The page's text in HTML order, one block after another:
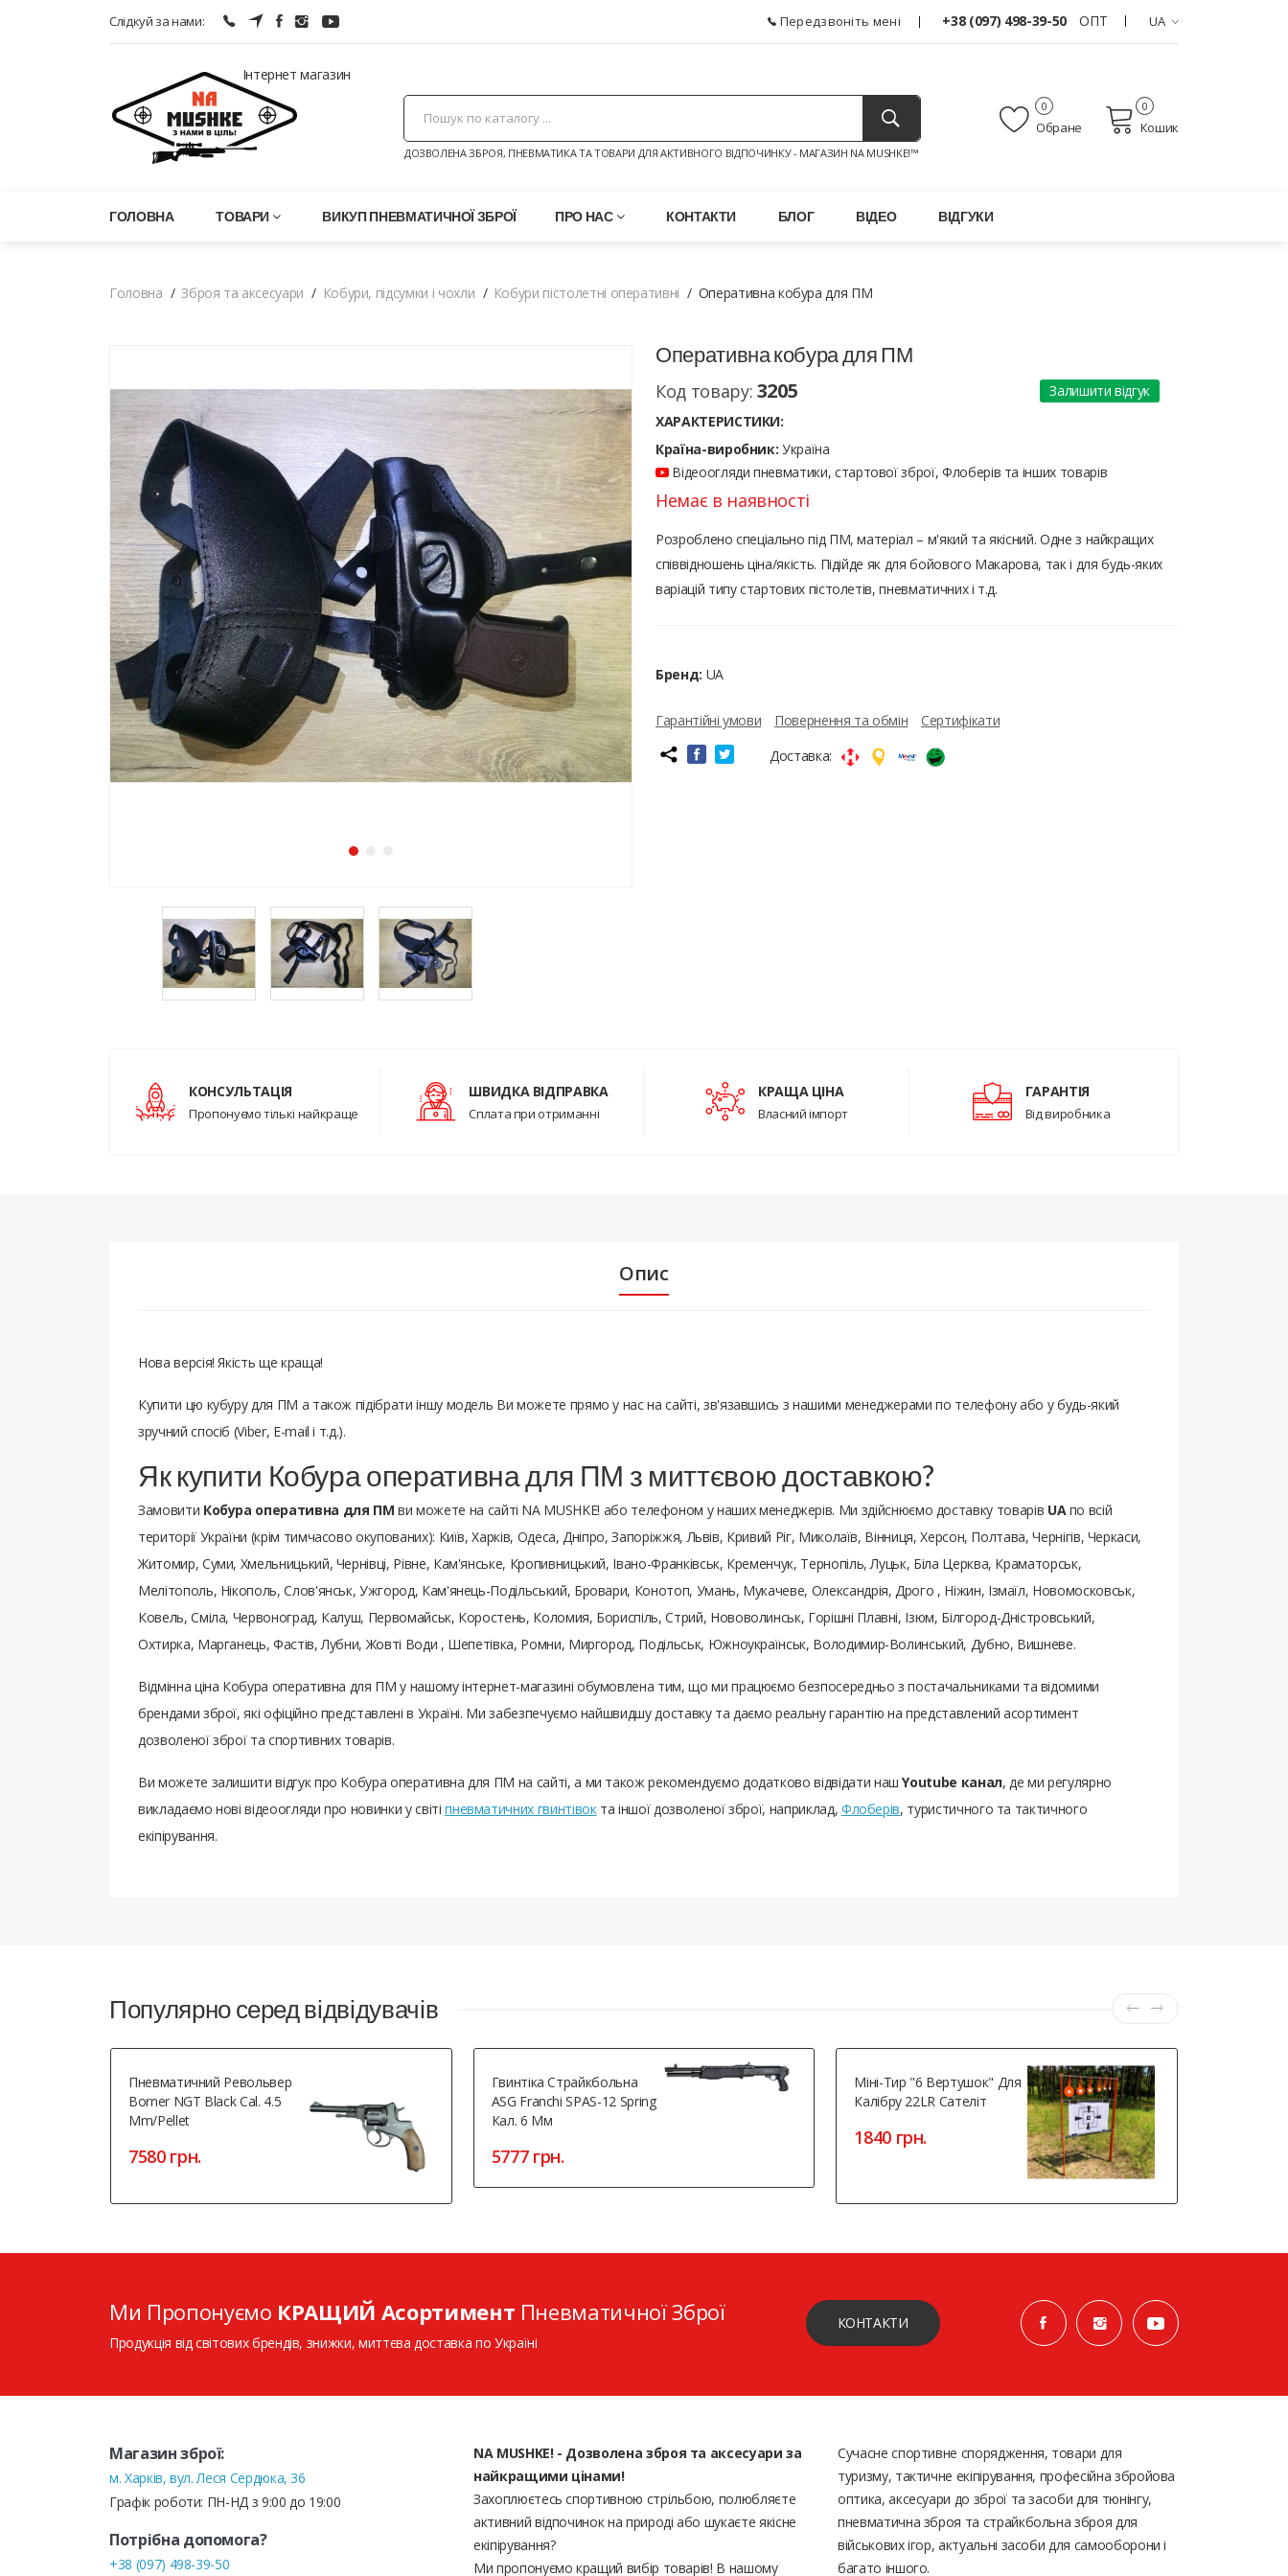
Слідкуй за нами: Передзвоніть мені +38 (097) 498-39-50 ОПТ UA
Інтернет магазин
ДОЗВОЛЕНА ЗБРОЯ, ПНЕВМАТИКА ТА ТОВАРИ ДЛЯ АКТИВНОГО ВІДПОЧИНКУ - МАГАЗИН NA MUSHKE!™
Обране
0
Кошик
0
ГОЛОВНА ТОВАРИ ВИКУП ПНЕВМАТИЧНОЇ ЗБРОЇ ПРО НАС КОНТАКТИ БЛОГ ВІДЕО ВІДГУКИ
Головна Зброя та аксесуари Кобури, підсумки і чохли Кобури пістолетні оперативні Оперативна кобура для ПМ
Оперативна кобура для ПМ
Код товару: 3205
Залишити відгук
ХАРАКТЕРИСТИКИ:
Країна-виробник: Україна
Відеоогляди пневматики, стартової зброї, Флоберів та інших товарів
Немає в наявності
Розроблено спеціально під ПМ, матеріал – м'який та якісний. Одне з найкращих
співвідношень ціна/якість. Підійде як для бойового Макарова, так і для будь-яких
варіацій типу стартових пістолетів, пневматичних і т.д.
Бренд: UA
Гарантійні умови Повернення та обмін
Сертифікати
Доставка:
КОНСУЛЬТАЦІЯ
Пропонуємо тількі найкраще
ШВИДКА ВІДПРАВКА
Сплата при отриманні
КРАЩА ЦІНА
Власний імпорт
ГАРАНТІЯ
Від виробника
Опис
Нова версія! Якість ще краща!
Купити цю кубуру для ПМ а також підібрати іншу модель Ви можете прямо у нас на сайті, зв'язавшись з нашими менеджерами по телефону або у будь-який
зручний спосіб (Viber, E-mail і т.д.).
Як купити Кобура оперативна для ПМ з миттєвою доставкою?
Замовити Кобура оперативна для ПМ ви можете на сайті NA MUSHKE! або телефоном у наших менеджерів. Ми здійснюємо доставку товарів UAпо всій
території України (крім тимчасово окупованих): Київ, Харків, Одеса, Дніпро, Запоріжжя, Львів, Кривий Ріг, Миколаїв, Вінниця, Херсон, Полтава, Чернігів, Черкаси,
Житомир, Суми, Хмельницький, Чернівці, Рівне, Кам'янське, Кропивницький, Івано-Франківськ, Кременчук, Тернопіль, Луцьк, Біла Церква, Краматорськ,
Мелітополь, Нікополь, Слов'янськ, Ужгород, Кам'янець-Подільський, Бровари, Конотоп, Умань, Мукачеве, Олександрія, Дрого , Ніжин, Ізмаїл, Новомосковськ,
Ковель, Сміла, Червоноград, Калуш, Первомайськ, Коростень, Коломия, Бориспіль, Стрий, Нововолинськ, Горішні Плавні, Ізюм, Білгород-Дністровський,
Охтирка, Марганець, Фастів, Лубни, Жовті Води , Шепетівка, Ромни, Миргород, Подільськ, Южноукраїнськ, Володимир-Волинський, Дубно, Вишневе.
Відмінна ціна Кобура оперативна для ПМ у нашому інтернет-магазині обумовлена ​​тим, що ми працюємо безпосередньо з постачальниками та відомими
брендами зброї, які офіційно представлені в Україні. Ми забезпечуємо найшвидшу доставку та даємо реальну гарантію на представлений асортимент
дозволеної зброї та спортивних товарів.
Ви можете залишити відгук про Кобура оперативна для ПМ на сайті, а ми також рекомендуємо додатково відвідати нашYoutube канал, де ми регулярно
викладаємо нові відеоогляди про новинки у світіпневматичних гвинтівокта іншої дозволеної зброї, наприклад, Флоберів, туристичного та тактичного
екіпірування.
Популярно серед відвідувачів
Пневматичний Револьвер
Borner NGT Black Cal. 4.5
Mm/pellet
7580 грн.
Гвинтіка Страйкбольна
ASG Franchi SPAS-12 Spring
Кал. 6 Мм
5777 грн.
Міні-Тир "6 Вертушок" Для
Калібру 22LR Сателіт
1840 грн.
Ми Пропонуємо КРАЩИЙ Асортимент Пневматичної Зброї
Продукція від світових брендів, знижки, миттєва доставка по Україні
КОНТАКТИ
Магазин зброї:
м. Харків, вул. Леся Сердюка, 36
Графік роботи: ПН-НД з 9:00 до 19:00
Потрібна допомога?
+38 (097) 498-39-50
NA MUSHKE! - Дозволена зброя та аксесуари за
найкращими цінами!
Захоплюєтесь спортивною стрільбою, полюбляєте
активний відпочинок на природі або шукаєте якісне
екіпірування?
Ми пропонуємо кращий вибір товарів! В нашому
Сучасне спортивне спорядження, товари для
туризму, тактичне екіпірування, професійна збройова
оптика, аксесуари до зброї та засоби для тюнінгу,
пневматична зброя та страйкбольна зброя для
військових ігор, актуальні засоби для самооборони і
багато іншого.